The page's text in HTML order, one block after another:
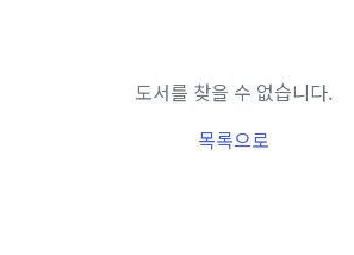
도서를 찾을 수 없습니다.
목록으로